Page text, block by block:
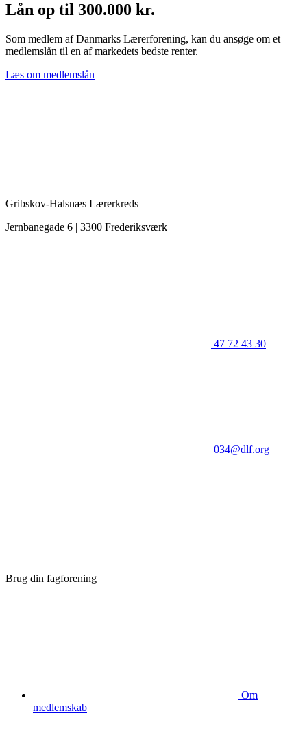
Lån op til 300.000 kr.
Som medlem af Danmarks Lærerforening, kan du ansøge om et
medlemslån til en af markedets bedste renter.
Læs om medlemslån
Gribskov-Halsnæs Lærerkreds
Jernbanegade 6 | 3300 Frederiksværk
47 72 43 30
034@dlf.org
Brug din fagforening
Om
medlemskab